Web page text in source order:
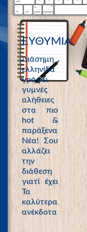
ΕΥΘΥΜΙΑ
Διάσημη
ελληνίδα
γράφει
γυμνές
αλήθειες
στα πιο
hot &
παράξενα
Νέα! Σου
αλλάζει
την
διάθεση
γιατί έχει
Τα
καλύτερα
ανέκδοτα